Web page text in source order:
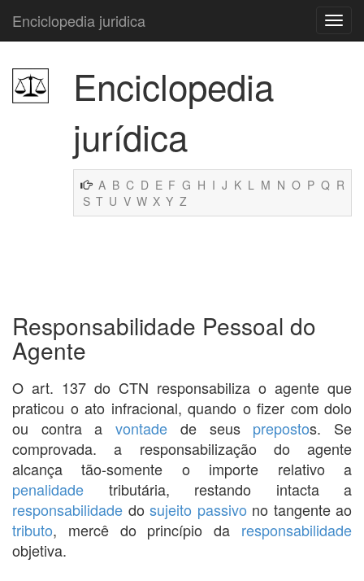
Enciclopedia juridica
Enciclopedia
jurídica
A B C D E F G H I J K L M N O P Q R
S T U V W X Y Z
Responsabilidade Pessoal do
Agente
O art. 137 do CTN responsabiliza o agente que
praticou o ato infracional, quando o fizer com dolo
ou contra avontade de seus prepostos. Se
comprovada. a responsabilização do agente
alcança tão-somente o importe relativo a
penalidade tributária, restando intacta a
responsabilidade do sujeito passivo no tangente ao
tributo, mercê do princípio da responsabilidade
objetiva.